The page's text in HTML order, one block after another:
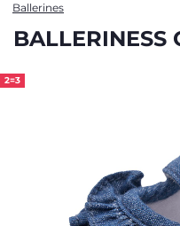
Ballerines
BALLERINESS
2=3